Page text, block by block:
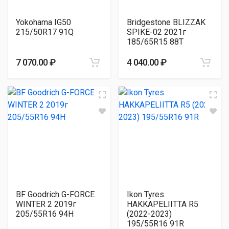
Yokohama IG50
215/50R17 91Q
7 070.00 ₽
Bridgestone BLIZZAK
SPIKE-02 2021г
185/65R15 88T
4 040.00 ₽
BF Goodrich G-FORCE
WINTER 2 2019г
205/55R16 94H
Ikon Tyres
HAKKAPELIITTA R5
(2022-2023)
195/55R16 91R